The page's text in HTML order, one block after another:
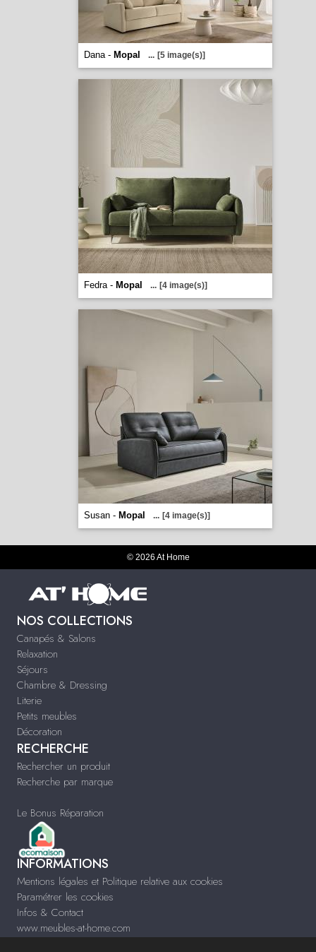
Dana - Mopal ... [5 image(s)]
Fedra - Mopal ... [4 image(s)]
Susan - Mopal ... [4 image(s)]
© 2026 At Home
NOS COLLECTIONS
Canapés & Salons
Relaxation
Séjours
Chambre & Dressing
Literie
Petits meubles
Décoration
RECHERCHE
Rechercher un produit
Recherche par marque
Le Bonus Réparation
INFORMATIONS
Mentions légales et Politique relative aux cookies
Paramétrer les cookies
Infos & Contact
www.meubles-at-home.com